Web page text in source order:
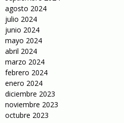
agosto 2024
julio 2024
junio 2024
mayo 2024
abril 2024
marzo 2024
febrero 2024
enero 2024
diciembre 2023
noviembre 2023
octubre 2023